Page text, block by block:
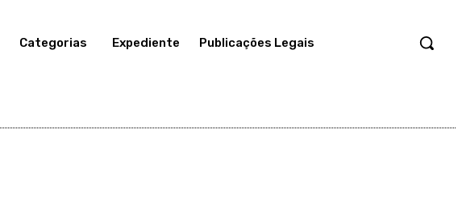
Categorias Expediente Publicações Legais